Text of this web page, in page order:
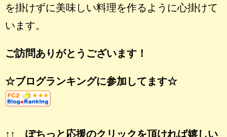
を掛けずに美味しい料理を作るように心掛けて
います。
ご訪問ありがとうございます！
☆ブログランキングに参加してます☆
↑↑ ぽちっと応援のクリックを頂ければ嬉しい